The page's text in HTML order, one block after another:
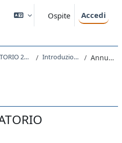
Ospite Accedi
009SV - ISTOLOGIA CON LABORATORIO 2021 Introduzione Annunci